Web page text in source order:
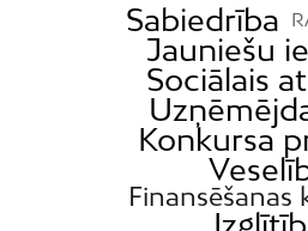
Sabiedrība
Jauniešu
Sociālais
Konkursa
Finansēšanas